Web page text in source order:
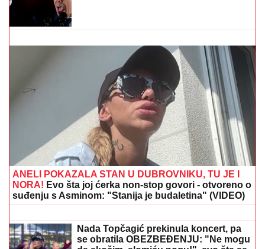
"SKUPLJAM APETIT OKOLO, A JEDEM KOD KUĆE"
Našem pevaču žena oprostila sve afere: "Ne mogu da
kažem da nisam pogledao drugu"
Šta se dešava sa Sinerom? Ovo su
novi detalji zdravstvenog stanja
Italijana nakon hospitalizacije
(FOTO, VIDEO) OVO JE ZORAN
OSUMNJIČEN ZA UBISTVO SVOJE
MAJKE NA NOVOM BEOGRADU!
nogu sa lisicama na rukama, ušao u
kola Hitne pomoći